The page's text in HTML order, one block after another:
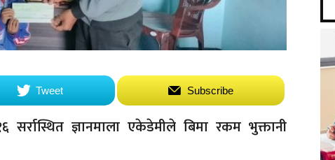
Tweet Subscribe
सर्रास्थित ज्ञानमाला एकेडेमीले बिमा रकम भुक्तानी